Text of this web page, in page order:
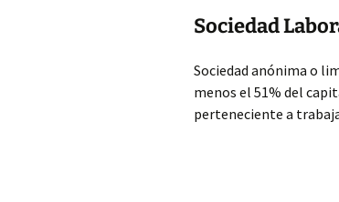
Sociedad
Sociedad anónima o
menos el 51% del
perteneciente a